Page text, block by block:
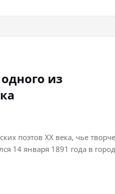
из
поэтов XX века, чье
14 января 1891 года в